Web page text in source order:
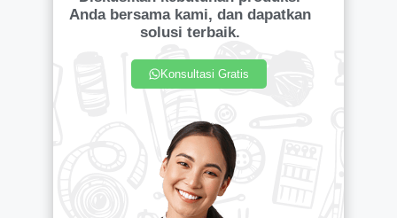
Anda bersama kami, dan dapatkan
solusi terbaik.
Konsultasi Gratis